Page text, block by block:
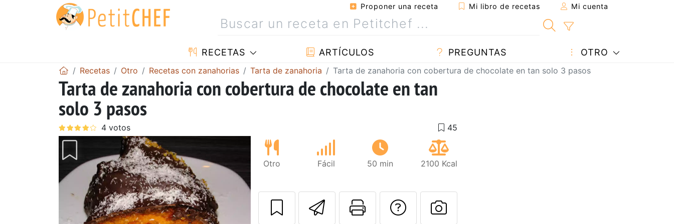
Proponer una receta Mi libro de recetas Mi cuenta
RECETAS ARTÍCULOS PREGUNTAS OTRO
Recetas Otro Recetas con zanahorias Tarta de zanahoria Tarta de zanahoria con cobertura de chocolate en tan solo 3 pasos
Tarta de zanahoria con cobertura de chocolate en tan
solo 3 pasos
Otro Fácil 50 min 2100 Kcal
Enviar esta receta a un amigo
Imprimir esta página
Preguntar al autor